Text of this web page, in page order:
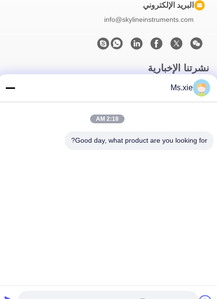
البريد الإلكتروني
info@skylineinstruments.com
نشرتنا الإخبارية
اشترك في نشرتنا الإخبارية للحصول على خصومات وأكثر.
Ms.xie
2:18 AM
Good day, what product are you looking for?